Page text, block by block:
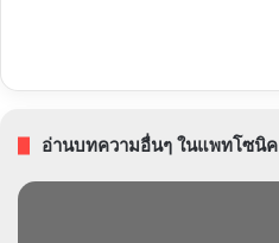
อ่านบทความอื่นๆ ในแพทโซนิค